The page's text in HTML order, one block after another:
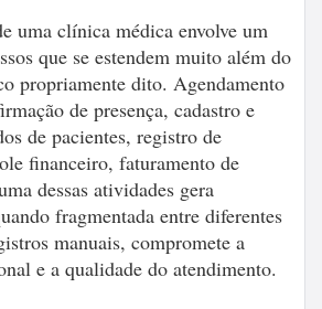
uma clínica médica envolve um
que se estendem muito além do
propriamente dito. Agendamento
de presença, cadastro e
de pacientes, registro de
financeiro, faturamento de
dessas atividades gera
fragmentada entre diferentes
manuais, compromete a
e a qualidade do atendimento.